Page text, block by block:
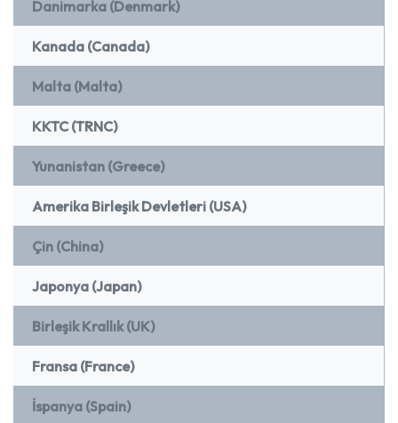
Danimarka (Denmark)
Kanada (Canada)
Malta (Malta)
KKTC (TRNC)
Yunanistan (Greece)
Amerika Birleşik Devletleri (USA)
Çin (China)
Japonya (Japan)
Birleşik Krallık (UK)
Fransa (France)
İspanya (Spain)